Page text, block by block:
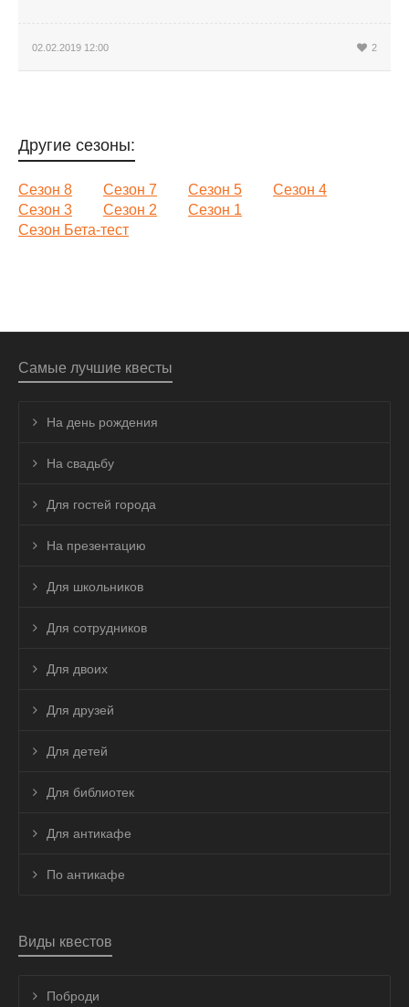
02.02.2019 12:00 2
Другие сезоны:
Сезон 8 Сезон 7 Сезон 5
Сезон 4
Сезон 3
Сезон 2
Сезон 1
Сезон Бета-тест
Самые лучшие квесты
На день рождения
На свадьбу
Для гостей города
На презентацию
Для школьников
Для сотрудников
Для двоих
Для друзей
Для детей
Для библиотек
Для антикафе
По антикафе
Виды квестов
Поброди